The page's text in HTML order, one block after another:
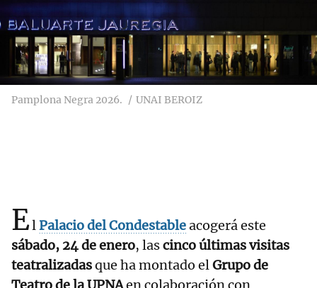
Pamplona Negra 2026. UNAI BEROIZ
ElPalacio del Condestableacogerá este
sábado, 24 de enero, lascinco últimas visitas
teatralizadasque ha montado elGrupo de